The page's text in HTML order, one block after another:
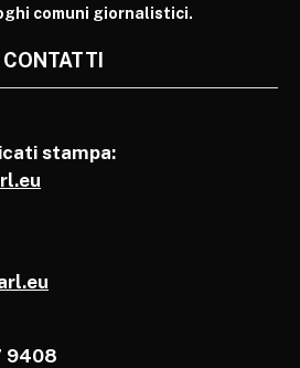
comuni giornalistici.
CONTATTI
stampa:
9408